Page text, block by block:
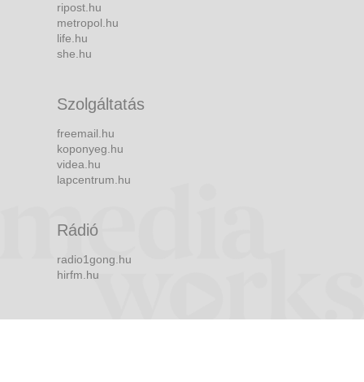
ripost.hu
metropol.hu
life.hu
she.hu
Szolgáltatás
freemail.hu
koponyeg.hu
videa.hu
lapcentrum.hu
Rádió
radio1gong.hu
hirfm.hu